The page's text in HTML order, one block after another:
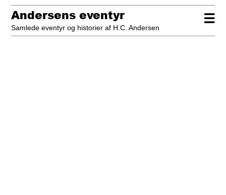
☰
Andersens eventyr
Samlede eventyr og historier af H.C. Andersen